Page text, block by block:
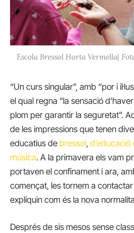
Escola Bressol Horta Vermella|
“Un curs singular”, amb “por i
el qual regna “la sensació
plom per garantir la seguretat”.
de les impressions que tenen
educatius de bressol, d’educació
música. A la primavera els vam
portaven el confinament i ara,
començat, les tornem a
expliquin com és la nova
Després de sis mesos sense